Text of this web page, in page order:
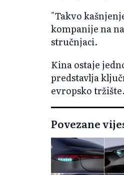
"Takvo
kompanije na
stručnjaci.
Kina ostaje
predstavlja
evropsko tržište.
Povezane